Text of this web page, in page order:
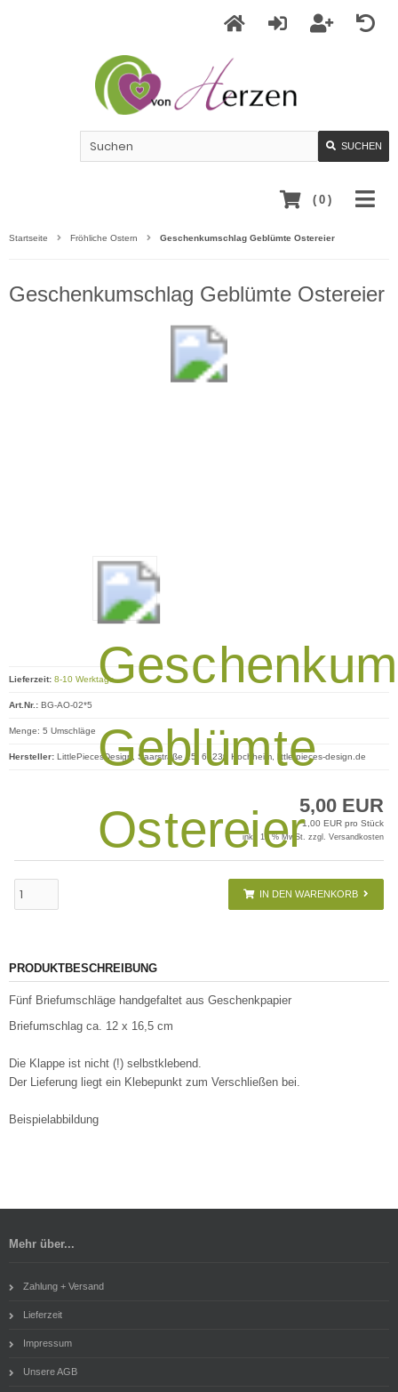
SUCHEN
( 0 )
Startseite Fröhliche Ostern Geschenkumschlag Geblümte Ostereier
Geschenkumschlag Geblümte Ostereier
5,00 EUR
1,00 EUR pro Stück
inkl. 19 % MwSt. zzgl. Versandkosten
IN DEN WARENKORB
Lieferzeit: 8-10 Werktage
Art.Nr.: BG-AO-02*5
Menge: 5 Umschläge
Hersteller: LittlePiecesDesign, Saarstraße 15, 65239 Hochheim, little-pieces-design.de
PRODUKTBESCHREIBUNG
Fünf Briefumschläge handgefaltet aus Geschenkpapier
Briefumschlag ca. 12 x 16,5 cm
Die Klappe ist nicht (!) selbstklebend.
Der Lieferung liegt ein Klebepunkt zum Verschließen bei.
Beispielabbildung
Mehr über...
Zahlung + Versand
Lieferzeit
Impressum
Unsere AGB